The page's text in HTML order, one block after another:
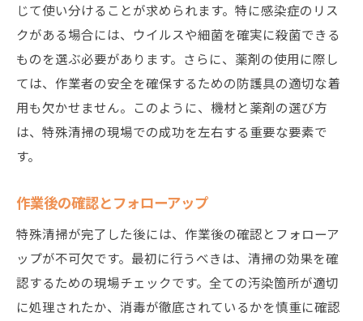
じて使い分けることが求められます。特に感染症のリス
クがある場合には、ウイルスや細菌を確実に殺菌できる
ものを選ぶ必要があります。さらに、薬剤の使用に際し
ては、作業者の安全を確保するための防護具の適切な着
用も欠かせません。このように、機材と薬剤の選び方
は、特殊清掃の現場での成功を左右する重要な要素で
す。
作業後の確認とフォローアップ
特殊清掃が完了した後には、作業後の確認とフォローア
ップが不可欠です。最初に行うべきは、清掃の効果を確
認するための現場チェックです。全ての汚染箇所が適切
に処理されたか、消毒が徹底されているかを慎重に確認